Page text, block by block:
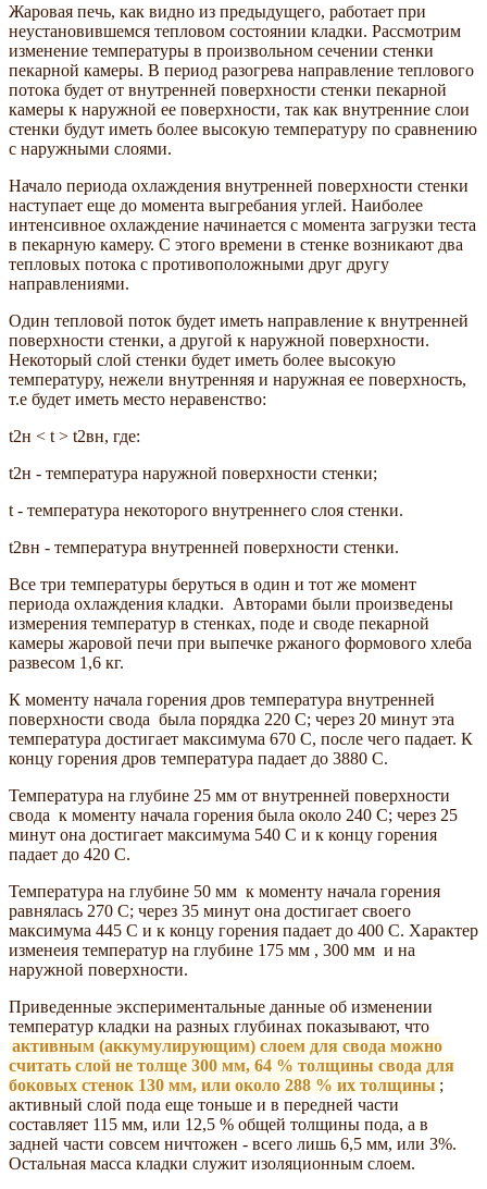
Жаровая печь, как видно из предыдущего, работает при
неустановившемся тепловом состоянии кладки. Рассмотрим
изменение температуры в произвольном сечении стенки
пекарной камеры. В период разогрева направление теплового
потока будет от внутренней поверхности стенки пекарной
камеры к наружной ее поверхности, так как внутренние слои
стенки будут иметь более высокую температуру по сравнению
с наружными слоями.
Начало периода охлаждения внутренней поверхности стенки
наступает еще до момента выгребания углей. Наиболее
интенсивное охлаждение начинается с момента загрузки теста
в пекарную камеру. С этого времени в стенке возникают два
тепловых потока с противоположными друг другу
направлениями.
Один тепловой поток будет иметь направление к внутренней
поверхности стенки, а другой к наружной поверхности.
Некоторый слой стенки будет иметь более высокую
температуру, нежели внутренняя и наружная ее поверхность,
т.е будет иметь место неравенство:
t2н < t > t2вн, где:
t2н - температура наружной поверхности стенки;
t - температура некоторого внутреннего слоя стенки.
t2вн - температура внутренней поверхности стенки.
Все три температуры беруться в один и тот же момент
периода охлаждения кладки. Авторами были произведены
измерения температур в стенках, поде и своде пекарной
камеры жаровой печи при выпечке ржаного формового хлеба
развесом 1,6 кг.
К моменту начала горения дров температура внутренней
поверхности свода была порядка 220 С; через 20 минут эта
температура достигает максимума 670 С, после чего падает. К
концу горения дров температура падает до 3880 С.
Температура на глубине 25 мм от внутренней поверхности
свода к моменту начала горения была около 240 С; через 25
минут она достигает максимума 540 С и к концу горения
падает до 420 С.
Температура на глубине 50 мм к моменту начала горения
равнялась 270 С; через 35 минут она достигает своего
максимума 445 C и к концу горения падает до 400 С. Характер
изменеия температур на глубине 175 мм , 300 мм и на
наружной поверхности.
Приведенные экспериментальные данные об изменении
температур кладки на разных глубинах показывают, что
активным (аккумулирующим) слоем для свода можно
считать слой не толще 300 мм, 64 % толщины свода для
боковых стенок 130 мм, или около 288 % их толщины ;
активный слой пода еще тоньше и в передней части
составляет 115 мм, или 12,5 % общей толщины пода, а в
задней части совсем ничтожен - всего лишь 6,5 мм, или 3%.
Остальная масса кладки служит изоляционным слоем.